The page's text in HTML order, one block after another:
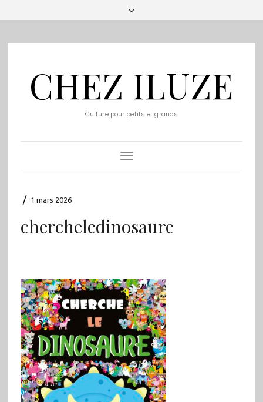
CHEZ ILUZE
Culture pour petits et grands
Toggle
Navigation
/ 1 mars 2026
chercheledinosaure